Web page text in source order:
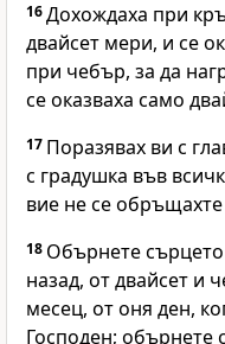
16Дохождаха при
двайсет мери, и се
при чебър, за да
се оказваха само
17 Поразявах ви с
с градушка във
вие не се
18 Обърнете
назад, от двайсет и
месец, от оня ден,
Господен; обърнете